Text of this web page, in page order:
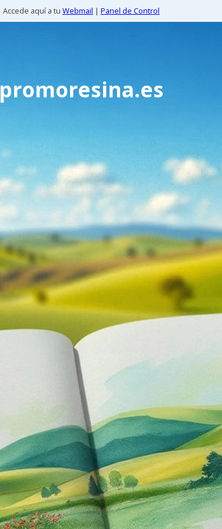
Accede aquí a tu Webmail | Panel de Control
promoresina.es